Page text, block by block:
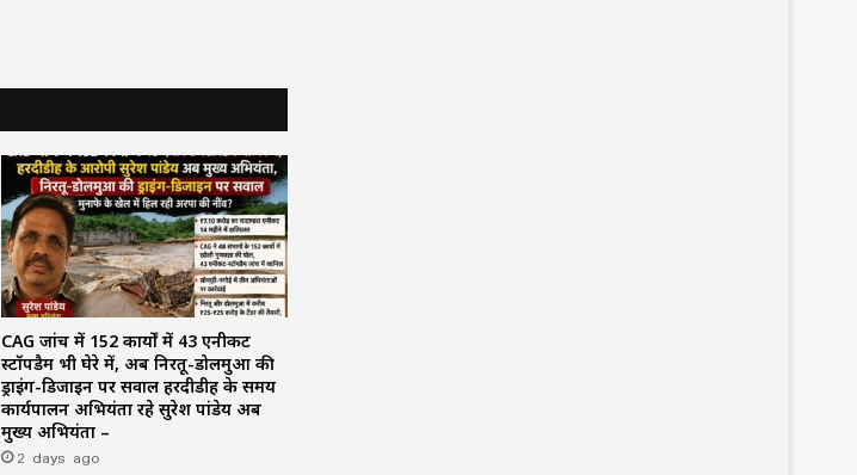
CAG जांच में 152 कार्यों में 43 एनीकट
स्टॉपडैम भी घेरे में, अब निरतू-डोलमुआ की
ड्राइंग-डिजाइन पर सवाल हरदीडीह के समय
कार्यपालन अभियंता रहे सुरेश पांडेय अब
मुख्य अभियंता –
2 days ago